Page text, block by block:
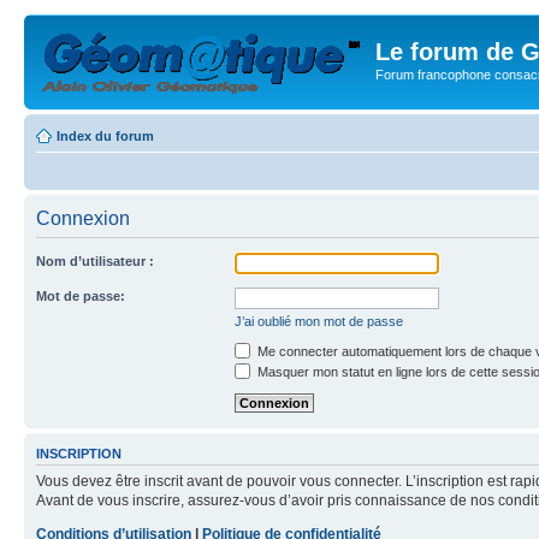
Le forum de
Forum francophone
Index du forum
Connexion
Nom d’utilisateur :
Mot de passe:
J’ai oublié mon mot de passe
Me connecter automatiquement lors de chaque
Masquer mon statut en ligne lors de cette
INSCRIPTION
Vous devez être inscrit avant de pouvoir vous connecter. L’inscription est
Avant de vous inscrire, assurez-vous d’avoir pris connaissance de nos
Conditions d’utilisation
Politique de confidentialité